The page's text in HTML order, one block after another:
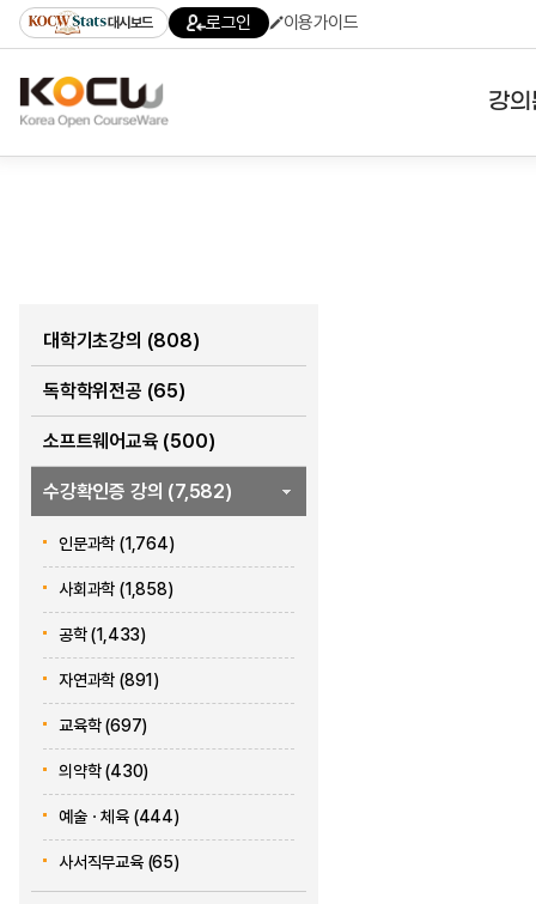
기
기
기
content)
가
대시보드 로그인 이용가이드
강
대학기초강의 (808)
독학학위전공 (65)
소프트웨어교육 (500)
수강확인증 강의 (7,582)
인문과학 (1,764)
사회과학 (1,858)
공학 (1,433)
자연과학 (891)
교육학 (697)
의약학 (430)
예술ㆍ체육 (444)
사서직무교육 (65)